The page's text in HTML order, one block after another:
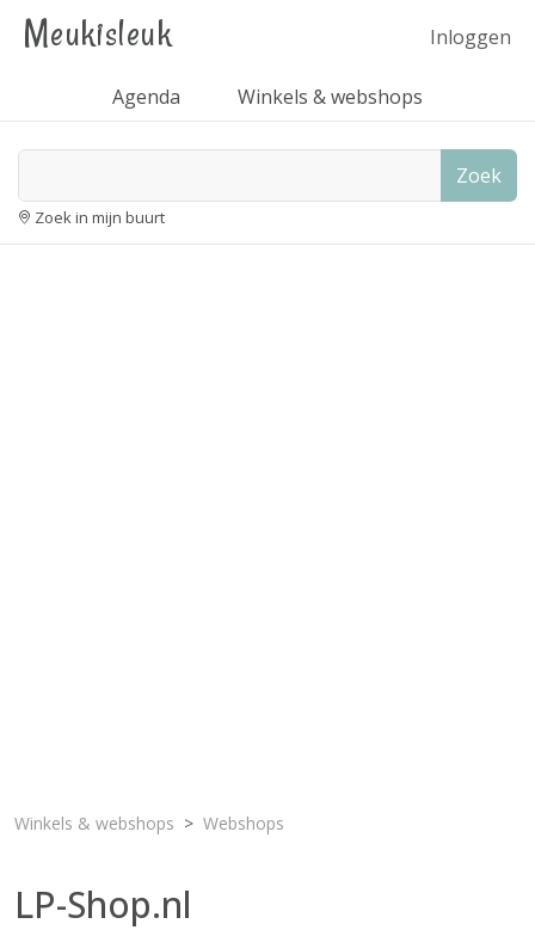
Meukisleuk Inloggen
Agenda Winkels & webshops
Zoek
Zoek in mijn buurt
Winkels & webshops Webshops
LP-Shop.nl